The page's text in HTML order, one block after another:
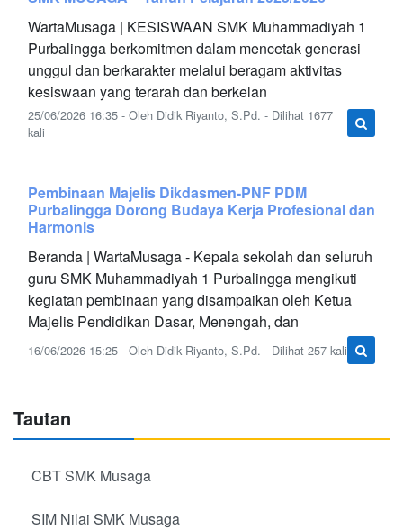
WartaMusaga | KESISWAAN SMK Muhammadiyah 1
Purbalingga berkomitmen dalam mencetak generasi
unggul dan berkarakter melalui beragam aktivitas
kesiswaan yang terarah dan berkelan
25/06/2026 16:35 - Oleh Didik Riyanto, S.Pd. - Dilihat 1677
kali
Pembinaan Majelis Dikdasmen-PNF PDM
Purbalingga Dorong Budaya Kerja Profesional dan
Harmonis
Beranda | WartaMusaga - Kepala sekolah dan seluruh
guru SMK Muhammadiyah 1 Purbalingga mengikuti
kegiatan pembinaan yang disampaikan oleh Ketua
Majelis Pendidikan Dasar, Menengah, dan
16/06/2026 15:25 - Oleh Didik Riyanto, S.Pd. - Dilihat 257 kali
Tautan
CBT SMK Musaga
SIM Nilai SMK Musaga